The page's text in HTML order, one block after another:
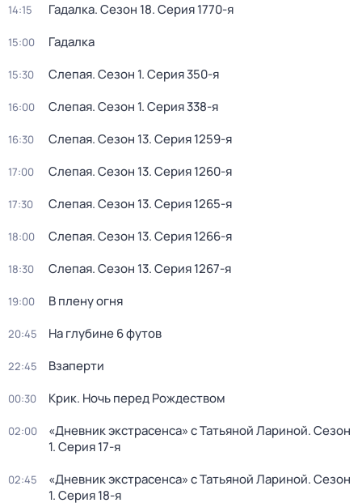
14:15 Гадалка. Сезон 18. Серия 1770-я
15:00 Гадалка
15:30 Слепая. Сезон 1. Серия 350-я
16:00 Слепая. Сезон 1. Серия 338-я
16:30 Слепая. Сезон 13. Серия 1259-я
17:00 Слепая. Сезон 13. Серия 1260-я
17:30 Слепая. Сезон 13. Серия 1265-я
18:00 Слепая. Сезон 13. Серия 1266-я
18:30 Слепая. Сезон 13. Серия 1267-я
19:00 В плену огня
20:45 На глубине 6 футов
22:45 Взаперти
00:30 Крик. Ночь перед Рождеством
02:00 «Дневник экстрасенса» с Татьяной Лариной. Сезон
1. Серия 17-я
02:45 «Дневник экстрасенса» с Татьяной Лариной. Сезон
1. Серия 18-я